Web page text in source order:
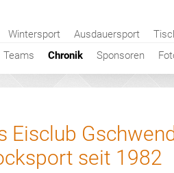
Wintersport Ausdauersport
Teams Chronik Sponsoren
Eisclub
seit 1982